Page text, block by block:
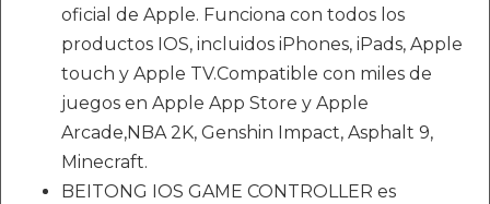
oficial de Apple. Funciona con todos los
productos IOS, incluidos iPhones, iPads, Apple
touch y Apple TV.Compatible con miles de
juegos en Apple App Store y Apple
Arcade,NBA 2K, Genshin Impact, Asphalt 9,
Minecraft.
BEITONG IOS GAME CONTROLLER es